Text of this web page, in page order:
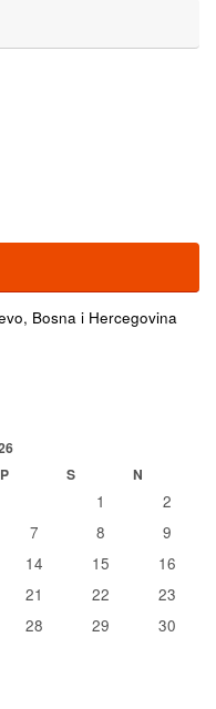
Bosna i Hercegovina
P S N
1
2
7 8
9
14 15
16
21 22
23
28 29
30